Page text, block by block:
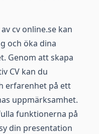
cv online.se kan
och öka dina
Genom att skapa
CV kan du
erfarenhet på ett
uppmärksamhet.
funktionerna på
din presentation